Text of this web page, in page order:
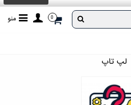
0 منو
لپ تاپ